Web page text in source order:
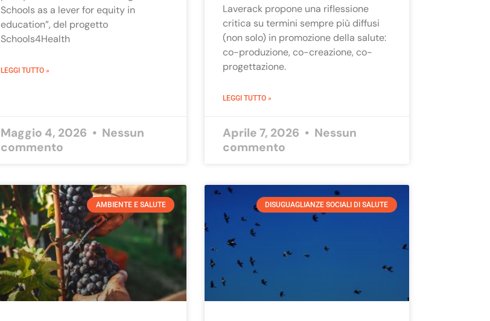
Schools as a lever for equity in
education”, del progetto
Schools4Health
LEGGI TUTTO »
Maggio 4, 2026
Nessun
commento
Laverack propone una riflessione
critica su termini sempre più diffusi
(non solo) in promozione della salute:
co-produzione, co-creazione, co-
progettazione.
LEGGI TUTTO »
Aprile 7, 2026
Nessun
commento
AMBIENTE E SALUTE DISUGUAGLIANZE SOCIALI DI SALUTE